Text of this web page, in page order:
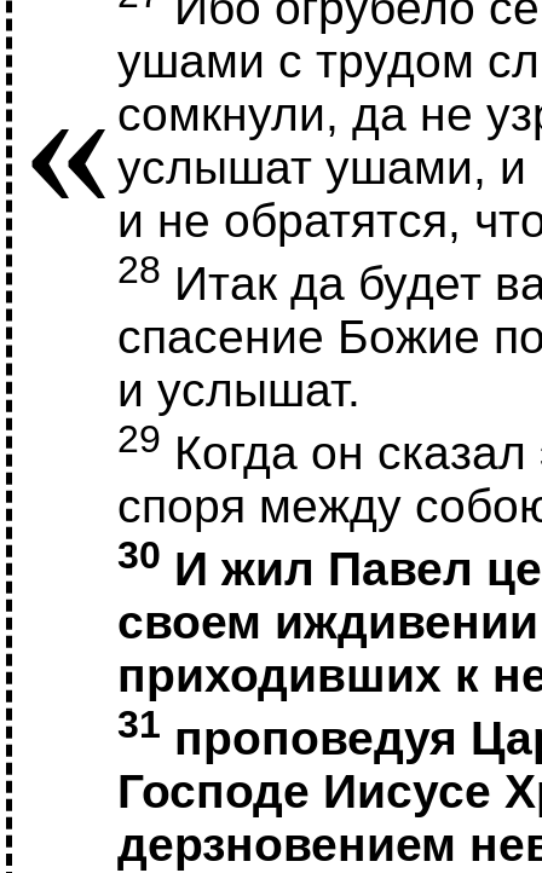
« ушами с трудом
сомкнули, да не
услышат ушами, и
и не обратятся,
28 Итак да будет
спасение Божие
и услышат.
29 Когда он
споря между
30 И жил Павел
своем
приходивших к
31 проповедуя
Господе Иисусе
дерзновением